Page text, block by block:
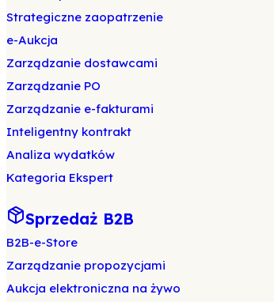
Strategiczne zaopatrzenie
e-Aukcja
Zarządzanie dostawcami
Zarządzanie PO
Zarządzanie e-fakturami
Inteligentny kontrakt
Analiza wydatków
Kategoria Ekspert
Sprzedaż B2B
B2B-e-Store
Zarządzanie propozycjami
Aukcja elektroniczna na żywo